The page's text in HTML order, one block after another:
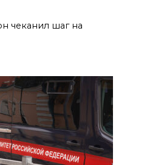
чеканил шаг на